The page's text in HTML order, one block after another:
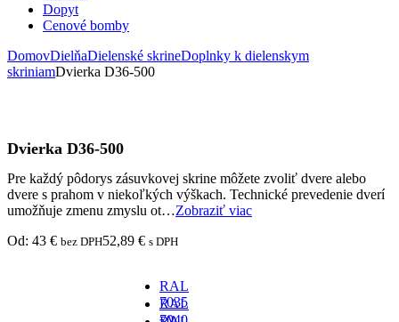
Dopyt
Cenové bomby
DomovDielňaDielenské skrineDoplnky k dielenskym
skriniamDvierka D36-500
Dvierka D36-500
Pre každý pôdorys zásuvkovej skrine môžete zvoliť dvere alebo
dvere s prahom v niekoľkých výškach. Technické prevedenie dverí
umožňuje zmenu zmyslu ot…Zobraziť viac
Od: 43 € bez DPH52,89 € s DPH
RAL
7035
- v
RAL